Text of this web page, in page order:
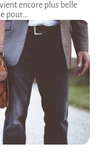
encore plus belle
pour…